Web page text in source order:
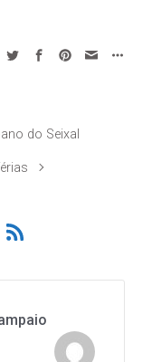
do Seixal